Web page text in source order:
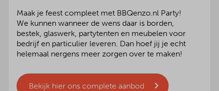
Maak je feest compleet met BBQenzo.nl Party!
We kunnen wanneer de wens daar is borden,
bestek, glaswerk, partytenten en meubelen voor
bedrijf en particulier leveren. Dan hoef jij je echt
helemaal nergens meer zorgen over te maken!
Bekijk hier ons complete aanbod